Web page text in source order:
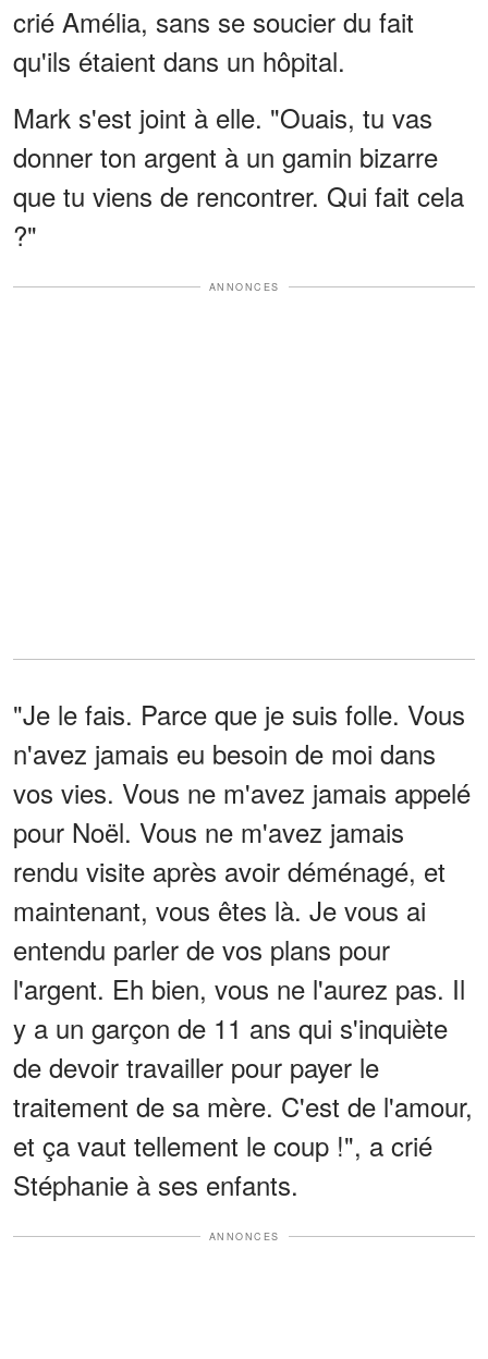
crié Amélia, sans se soucier du fait
qu'ils étaient dans un hôpital.
Mark s'est joint à elle. "Ouais, tu vas
donner ton argent à un gamin bizarre
que tu viens de rencontrer. Qui fait cela
?"
ANNONCES
"Je le fais. Parce que je suis folle. Vous
n'avez jamais eu besoin de moi dans
vos vies. Vous ne m'avez jamais appelé
pour Noël. Vous ne m'avez jamais
rendu visite après avoir déménagé, et
maintenant, vous êtes là. Je vous ai
entendu parler de vos plans pour
l'argent. Eh bien, vous ne l'aurez pas. Il
y a un garçon de 11 ans qui s'inquiète
de devoir travailler pour payer le
traitement de sa mère. C'est de l'amour,
et ça vaut tellement le coup !", a crié
Stéphanie à ses enfants.
ANNONCES